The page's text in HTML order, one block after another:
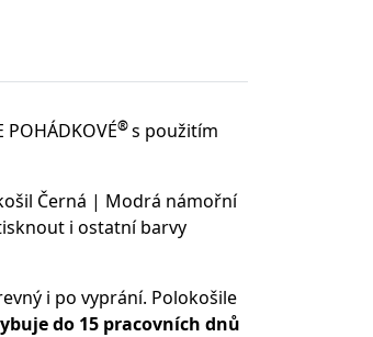
®s použitím
Černá | Modrá námořní
i ostatní barvy
i po vyprání. Polokošile
do 15 pracovních dnů